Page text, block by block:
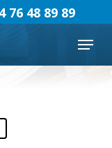
Menu
76 48 89 89